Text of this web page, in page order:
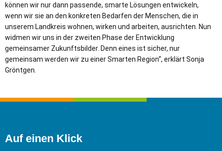
können wir nur dann passende, smarte Lösungen entwickeln,
wenn wir sie an den konkreten Bedarfen der Menschen, die in
unserem Landkreis wohnen, wirken und arbeiten, ausrichten. Nun
widmen wir uns in der zweiten Phase der Entwicklung
gemeinsamer Zukunftsbilder. Denn eines ist sicher, nur
gemeinsam werden wir zu einer Smarten Region“, erklärt Sonja
Gröntgen.
Auf einen Klick